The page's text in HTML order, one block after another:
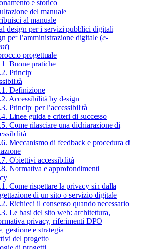
e storico
del manuale
al manuale
design per i servizi pubblici digitali
per l’amministrazione digitale (e-
)
progettuale
Buone pratiche
Principi
Definizione
Accessibilità by design
Principi per l’accessibilità
Linee guida e criteri di successo
Come rilasciare una dichiarazione di
Meccanismo di feedback e procedura di
Obiettivi accessibilità
Normativa e approfondimenti
Come rispettare la privacy sin dalla
di un sito o servizio digitale
Richiedi il consenso quando necessario
Le basi del sito web: architettura,
privacy, riferimenti DPO
gestione e strategia
del progetto
di progetti